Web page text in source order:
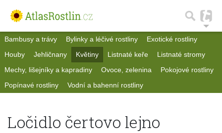
Bambusy a trávy Bylinky a léčivé rostliny
Exotické rostliny
Houby
Jehličnany Květiny Listnaté keře
Listnaté stromy
Mechy, lišejníky a kapradiny
Ovoce, zelenina
Pokojové rostliny
Popínavé rostliny
Vodní a bahenní rostliny
Ločidlo čertovo lejno